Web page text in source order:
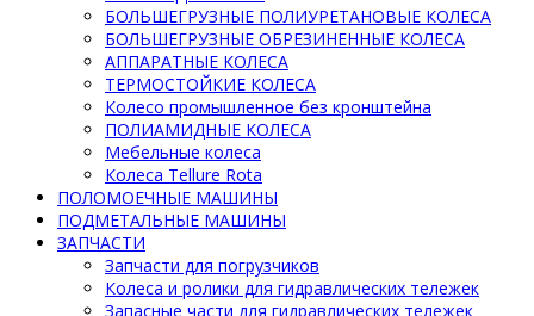
БОЛЬШЕГРУЗНЫЕ ПОЛИУРЕТАНОВЫЕ КОЛЕСА
БОЛЬШЕГРУЗНЫЕ ОБРЕЗИНЕННЫЕ КОЛЕСА
АППАРАТНЫЕ КОЛЕСА
ТЕРМОСТОЙКИЕ КОЛЕСА
Колесо промышленное без кронштейна
ПОЛИАМИДНЫЕ КОЛЕСА
Мебельные колеса
Колеса Tellure Rota
ПОЛОМОЕЧНЫЕ МАШИНЫ
ПОДМЕТАЛЬНЫЕ МАШИНЫ
ЗАПЧАСТИ
Запчасти для погрузчиков
Колеса и ролики для гидравлических тележек
Запасные части для гидравлических тележек